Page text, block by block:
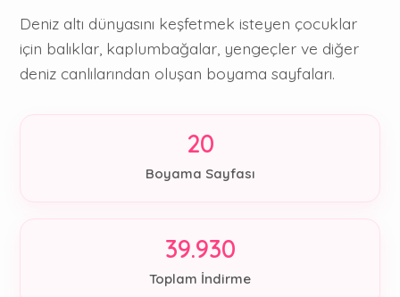
Deniz altı dünyasını keşfetmek isteyen çocuklar
için balıklar, kaplumbağalar, yengeçler ve diğer
deniz canlılarından oluşan boyama sayfaları.
20
Boyama Sayfası
39.930
Toplam İndirme